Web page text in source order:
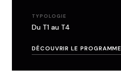
TYPOLOGIE
Du T1 au T4
DÉCOUVRIR LE PROGRAMME